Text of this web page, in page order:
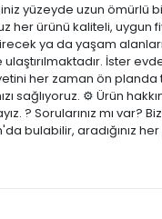
yüzeyde uzun ömürlü
ürünü kaliteli, uygun
ya da yaşam
İster
her zaman ön
sağlıyoruz. ⚙️ Ürün
? Sorularınız mı var?
bulabilir, aradığınız